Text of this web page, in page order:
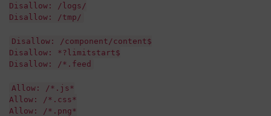
Disallow: /logs/
Disallow: /tmp/
Disallow: /component/content$
Disallow: *?limitstart$
Disallow: /*.feed
Allow: /*.js*
Allow: /*.css*
Allow: /*.png*